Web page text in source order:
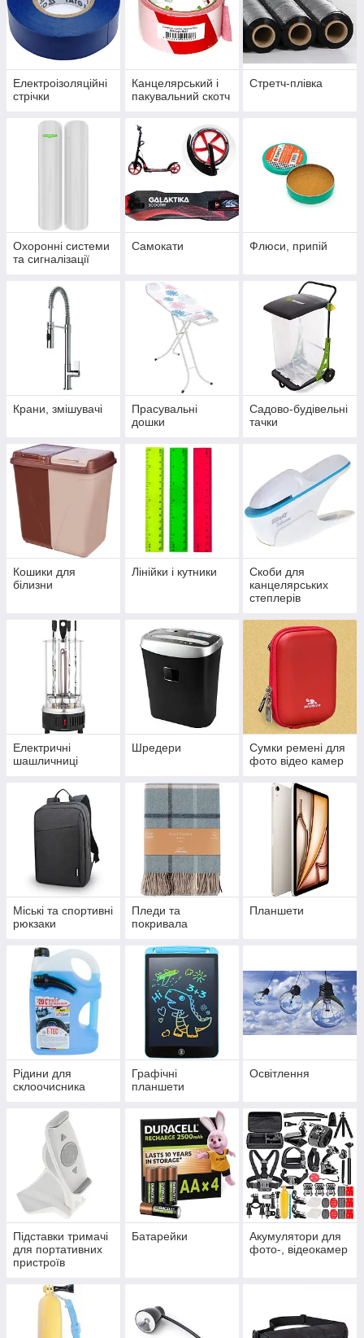
Електроізоляційні
стрічки
Канцелярський і
пакувальний скотч
Стретч-плівка
Охоронні системи
та сигналізації
Самокати Флюси, припій
Крани, змішувачі
Прасувальні
дошки
Садово-будівельні
тачки
Кошики для
білизни
Лінійки і кутники
Скоби для
канцелярських
степлерів
Електричні
шашличниці
Шредери
Сумки ремені для
фото відео камер
Міські та спортивні
рюкзаки
Пледи та
покривала
Планшети
Рідини для
склоочисника
Графічні
планшети
Освітлення
Підставки тримачі
для портативних
пристроїв
Батарейки
Акумулятори для
фото-, відеокамер